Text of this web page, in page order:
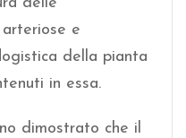
e
della pianta
in essa.
dimostrato che il